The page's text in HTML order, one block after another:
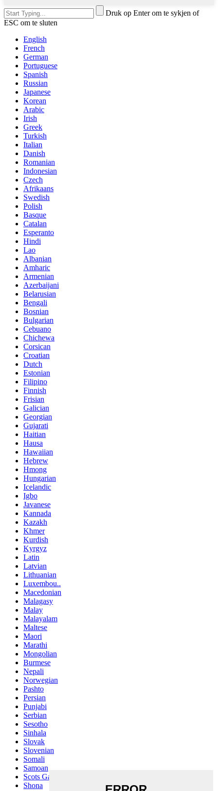
Druk op Enter om te sykjen of
ESC om te sluten
English
French
German
Portuguese
Spanish
Russian
Japanese
Korean
Arabic
Irish
Greek
Turkish
Italian
Danish
Romanian
Indonesian
Czech
Afrikaans
Swedish
Polish
Basque
Catalan
Esperanto
Hindi
Lao
Albanian
Amharic
Armenian
Azerbaijani
Belarusian
Bengali
Bosnian
Bulgarian
Cebuano
Chichewa
Corsican
Croatian
Dutch
Estonian
Filipino
Finnish
Frisian
Galician
Georgian
Gujarati
Haitian
Hausa
Hawaiian
Hebrew
Hmong
Hungarian
Icelandic
Igbo
Javanese
Kannada
Kazakh
Khmer
Kurdish
Kyrgyz
Latin
Latvian
Lithuanian
Luxembou..
Macedonian
Malagasy
Malay
Malayalam
Maltese
Maori
Marathi
Mongolian
Burmese
Nepali
Norwegian
Pashto
Persian
Punjabi
Serbian
Sesotho
Sinhala
Slovak
Slovenian
Somali
Samoan
Scots Gaelic
Shona